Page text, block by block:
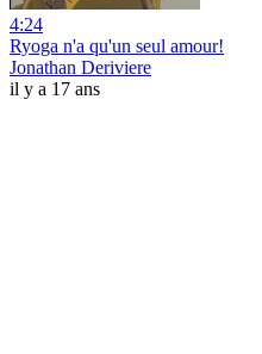
4:24
Ryoga n'a qu'un seul amour!
Jonathan Deriviere
il y a 17 ans